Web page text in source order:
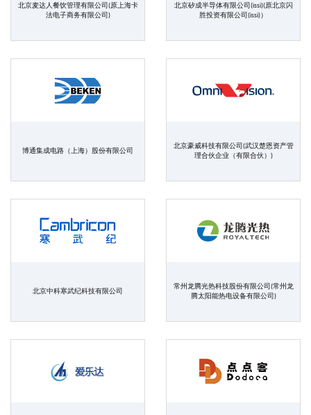
北京麦达人餐饮管理有限公司(原上海卡
法电子商务有限公司)
北京矽成半导体有限公司(issi)(原北京闪
胜投资有限公司(issi)）
博通集成电路（上海）股份有限公司
北京豪威科技有限公司(武汉楚恩资产管
理合伙企业（有限合伙）)
北京中科寒武纪科技有限公司
常州龙腾光热科技股份有限公司(常州龙
腾太阳能热电设备有限公司)